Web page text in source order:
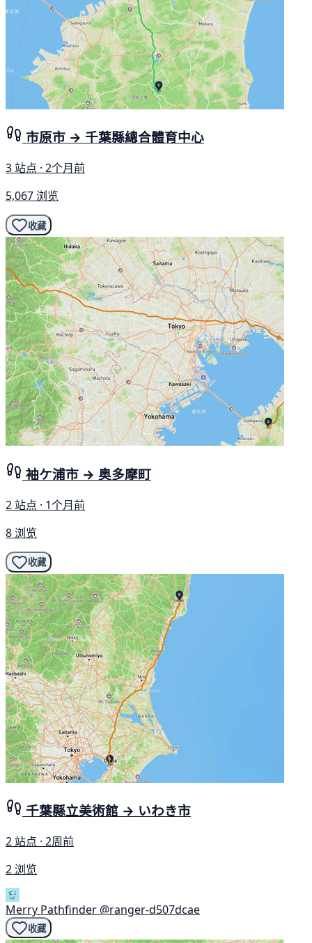
市原市 → 千葉縣總合體育中心
3 站点 · 2个月前
5,067 浏览
收藏
袖ケ浦市 → 奥多摩町
2 站点 · 1个月前
8 浏览
收藏
千葉縣立美術館 → いわき市
2 站点 · 2周前
2 浏览
Merry Pathfinder @ranger-d507dcae
收藏